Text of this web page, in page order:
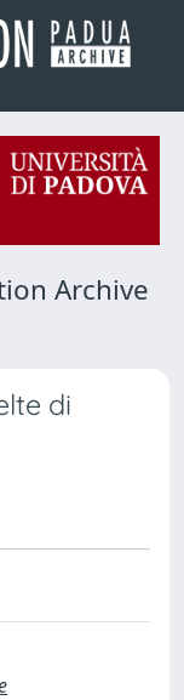
Archive
di